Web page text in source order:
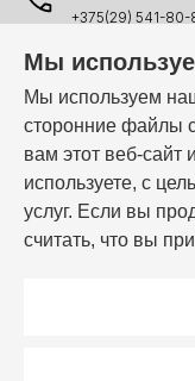
Мы
Мы используем
сторонние файлы
вам этот веб-сайт
используете, с
услуг. Если вы
считать, что вы
+375(29) 541-80-
+375(44) 541-
info@i-ven.by
Мы в
Режим